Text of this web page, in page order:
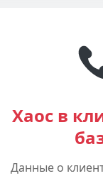
Хаос в
Данные о